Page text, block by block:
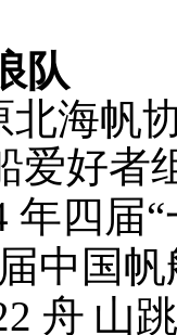
队
北海帆
爱好者
年四届
届中国
舟 山